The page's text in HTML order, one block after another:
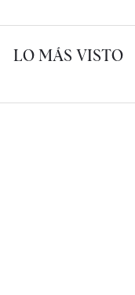
LO MÁS VISTO